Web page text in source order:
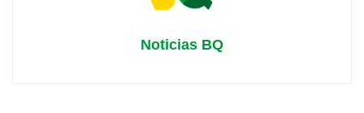
Noticias BQ